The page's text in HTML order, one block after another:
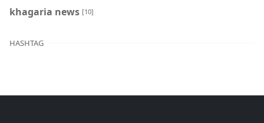
khagaria news [10]
HASHTAG